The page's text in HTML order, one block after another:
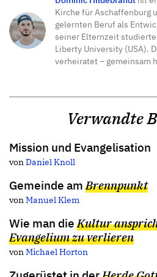
Kirche für Aschaffenburg
gelernten Beruf als
seiner Elternzeit
Liberty University (USA).
verheiratet – gemeinsam
Verwandte
Mission und Evangelisation
vonDaniel Knoll
Gemeinde amBrennpunkt
vonManuel Klem
Wie man dieKultur
Evangelium zu verlieren
vonMichael Horton